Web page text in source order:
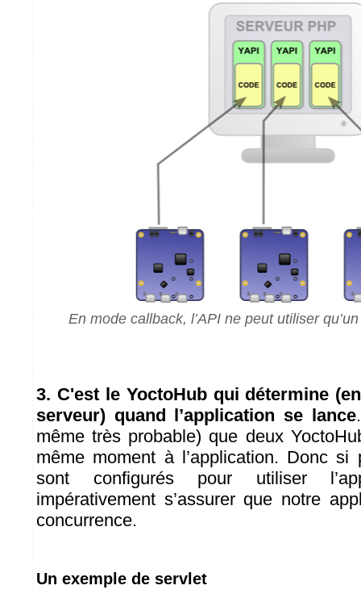
En mode callback, l’API ne peut utiliser
3. C'est le YoctoHub qui détermine
serveur) quand l’application se lance
même très probable) que deux
même moment à l’application. Donc si
sont configurés pour utiliser
impérativement s’assurer que notre
concurrence.
Un exemple de servlet